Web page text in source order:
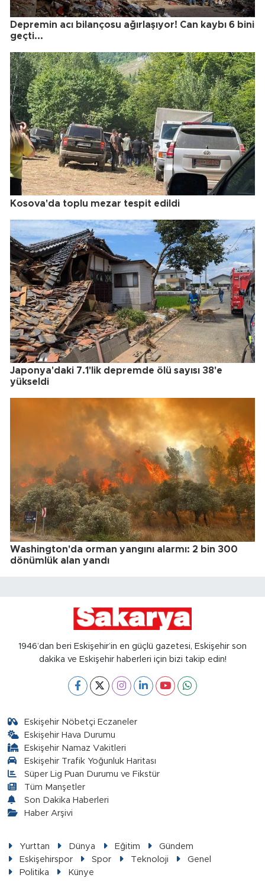
Depremin acı bilançosu ağırlaşıyor! Can kaybı 6 bini
geçti...
Kosova'da toplu mezar tespit edildi
Japonya'daki 7.1'lik depremde ölü sayısı 38'e
yükseldi
Washington'da orman yangını alarmı: 2 bin 300
dönümlük alan yandı
1946’dan beri Eskişehir’in en güçlü gazetesi, Eskişehir son
dakika ve Eskişehir haberleri için bizi takip edin!
Eskişehir Nöbetçi Eczaneler
Eskişehir Hava Durumu
Eskişehir Namaz Vakitleri
Eskişehir Trafik Yoğunluk Haritası
Süper Lig Puan Durumu ve Fikstür
Tüm Manşetler
Son Dakika Haberleri
Haber Arşivi
Yurttan Dünya Eğitim
Gündem
Eskişehirspor
Spor Teknoloji
Genel
Politika
Künye